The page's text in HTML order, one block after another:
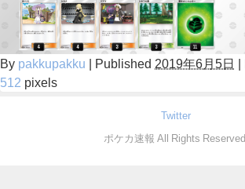
By pakkupakku Published 2019年6月5日
512 pixels
Twitter
ポケカ速報 All Rights Reserved.